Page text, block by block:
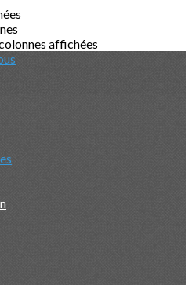
affichées